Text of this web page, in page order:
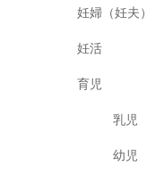
妊婦（妊夫
妊活
育児
乳児
幼児